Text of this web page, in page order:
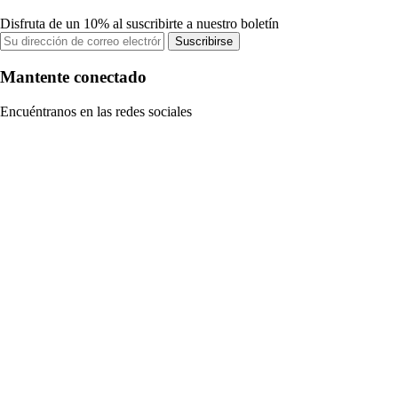
Disfruta de un 10% al suscribirte a nuestro boletín
Suscribirse
Mantente conectado
Encuéntranos en las redes sociales